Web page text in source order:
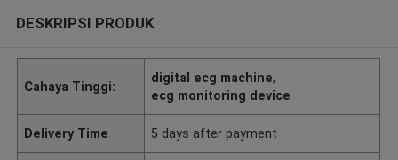
DESKRIPSI PRODUK
Cahaya Tinggi:
digital ecg machine,
ecg monitoring device
Delivery Time 5 days after payment